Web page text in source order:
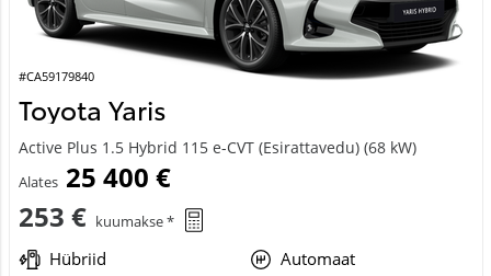
#CA59179840
Toyota Yaris
Active Plus 1.5 Hybrid 115 e-CVT (Esirattavedu) (68 kW)
Alates 25 400 €
253 € kuumakse *
Hübriid
Automaat